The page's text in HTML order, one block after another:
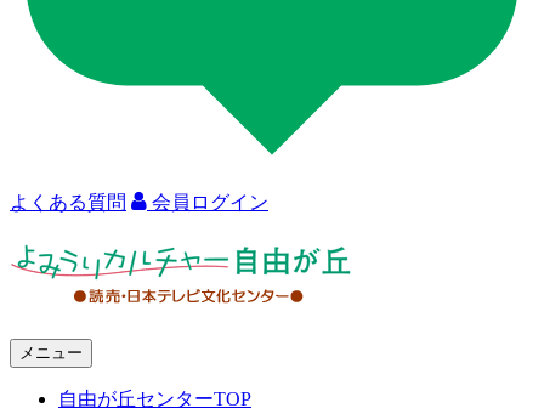
よくある質問 会員ログイン
メニュー
自由が丘センターTOP